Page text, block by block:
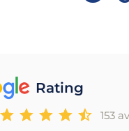
Rating
153